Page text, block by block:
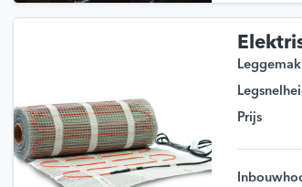
Leggemak
Prijs